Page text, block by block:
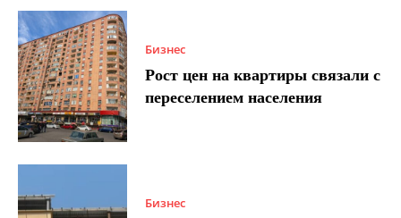
Бизнес
Рост цен на квартиры связали с
переселением населения
Бизнес